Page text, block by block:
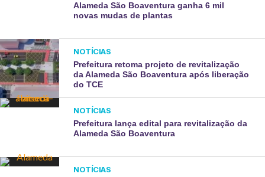
Alameda São Boaventura ganha 6 mil
novas mudas de plantas
NOTÍCIAS
Prefeitura retoma projeto de revitalização
da Alameda São Boaventura após liberação
do TCE
NOTÍCIAS
Prefeitura lança edital para revitalização da
Alameda São Boaventura
NOTÍCIAS